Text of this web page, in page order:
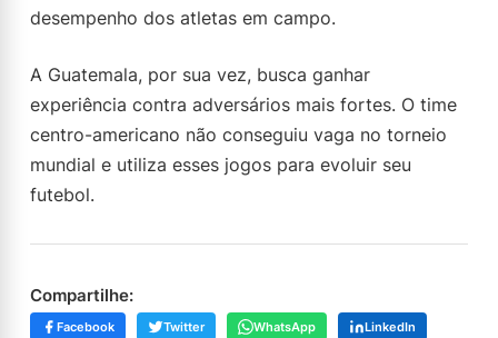
desempenho dos atletas em campo.
A Guatemala, por sua vez, busca ganhar
experiência contra adversários mais fortes. O time
centro-americano não conseguiu vaga no torneio
mundial e utiliza esses jogos para evoluir seu
futebol.
Compartilhe:
Facebook Twitter WhatsApp
LinkedIn